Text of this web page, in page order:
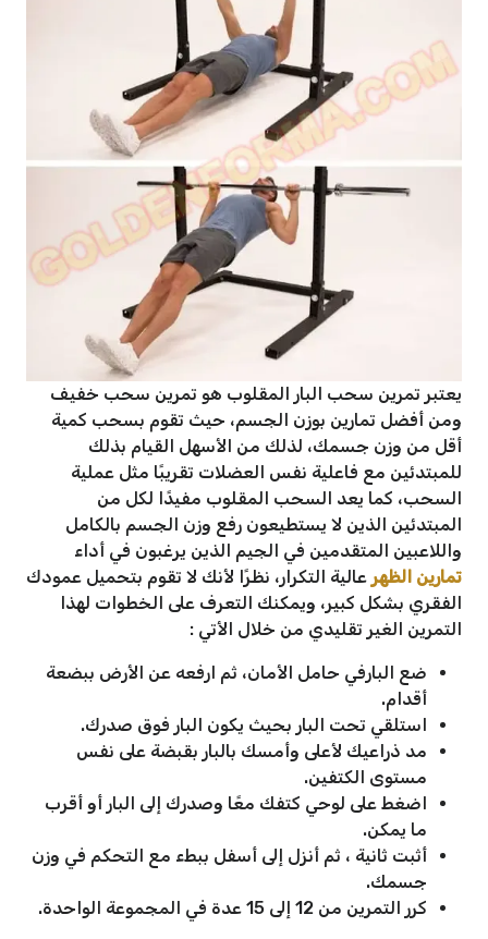
يعتبر تمرين سحب البار المقلوب هو تمرين سحب خفيف
ومن أفضل تمارين بوزن الجسم، حيث تقوم بسحب كمية
أقل من وزن جسمك، لذلك من الأسهل القيام بذلك
للمبتدئين مع فاعلية نفس العضلات تقريبًا مثل عملية
السحب، كما يعد السحب المقلوب مفيدًا لكل من
المبتدئين الذين لا يستطيعون رفع وزن الجسم بالكامل
واللاعبين المتقدمين في الجيم الذين يرغبون في أداء
تمارين الظهر عالية التكرار، نظرًا لأنك لا تقوم بتحميل عمودك
الفقري بشكل كبير، ويمكنك التعرف على الخطوات لهذا
التمرين الغير تقليدي من خلال الأتي :
ضع البارفي حامل الأمان، ثم ارفعه عن الأرض ببضعة
أقدام.
استلقي تحت البار بحيث يكون البار فوق صدرك.
مد ذراعيك لأعلى وأمسك بالبار بقبضة على نفس
مستوى الكتفين.
اضغط على لوحي كتفك معًا وصدرك إلى البار أو أقرب
ما يمكن.
أثبت ثانية ، ثم أنزل إلى أسفل ببطء مع التحكم في وزن
جسمك.
كرر التمرين من 12 إلى 15 عدة في المجموعة الواحدة.